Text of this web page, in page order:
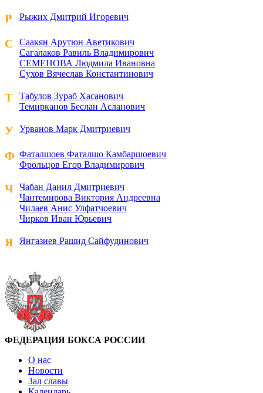
Р Рыжих Дмитрий Игоревич
С
Саакян Арутюн Аветикович
Сагалаков Равиль Владимирович
СЕМЕНОВА Людмила Ивановна
Сухов Вячеслав Константинович
Т
Табулов Зураб Хасанович
Темирканов Беслан Асланович
У Урванов Марк Дмитриевич
Ф Фаталшоев Фаталшо Камбаршоевич
Фрольцов Егор Владимирович
Ч Чабан Данил Дмитриевич
Чантемирова Виктория Андреевна
Чилаев Анис Улфатчоевич
Чирков Иван Юрьевич
Я Янгазиев Рашид Сайфудинович
ФЕДЕРАЦИЯ БОКСА РОССИИ
О нас
Новости
Зал славы